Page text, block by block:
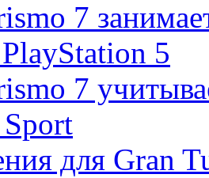
7
5
7
для Gran